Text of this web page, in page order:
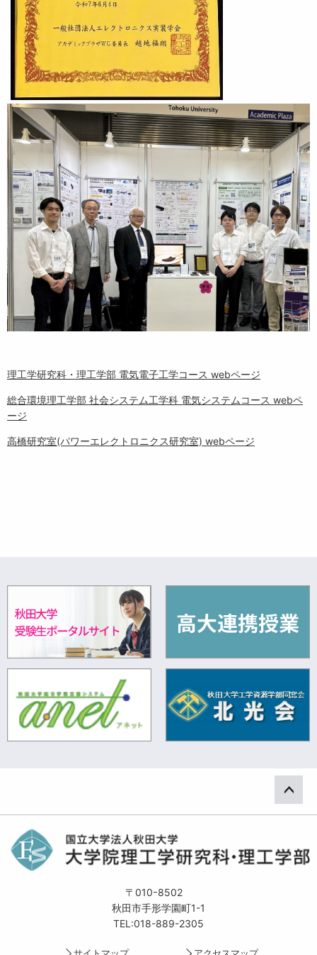
理工学研究科・理工学部 電気電子工学コース webページ
総合環境理工学部 社会システム工学科 電気システムコース webペ
ージ
高橋研究室(パワーエレクトロニクス研究室) webページ
〒010ｰ8502
秋田市手形学園町1-1
TEL:018-889-2305